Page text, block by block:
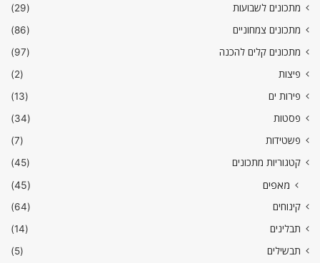
מתכונים לשבועות
(29)
מתכונים צמחוניים
(86)
מתכונים קלים להכנה
(97)
פיצות
(2)
פירות ים
(13)
פסטות
(34)
פשטידות
(7)
קטגוריות מתכונים
(45)
מאפים (45)
קינוחים
(64)
תבלינים
(14)
תבשילים
(5)